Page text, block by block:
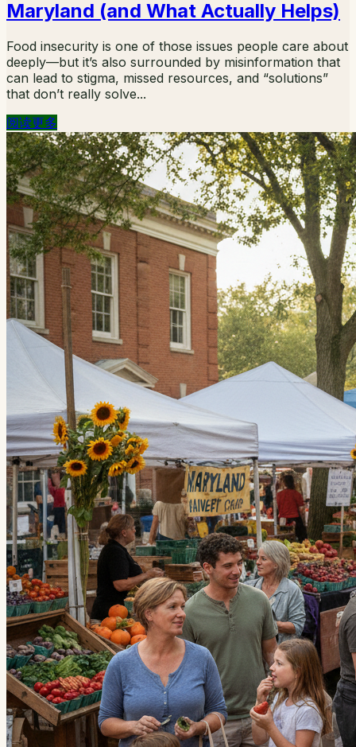
Maryland (and What Actually Helps)
Food insecurity is one of those issues people care about
deeply—but it’s also surrounded by misinformation that
can lead to stigma, missed resources, and “solutions”
that don’t really solve...
阅读更多